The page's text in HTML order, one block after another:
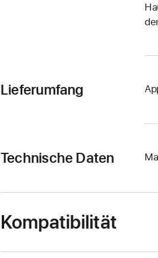
Lieferumfang
Technische Daten
Kompatibilität